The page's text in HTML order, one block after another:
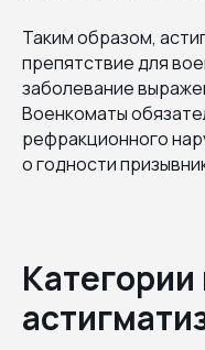
Таким образом,
препятствие для
заболевание
Военкоматы
рефракционного
о годности